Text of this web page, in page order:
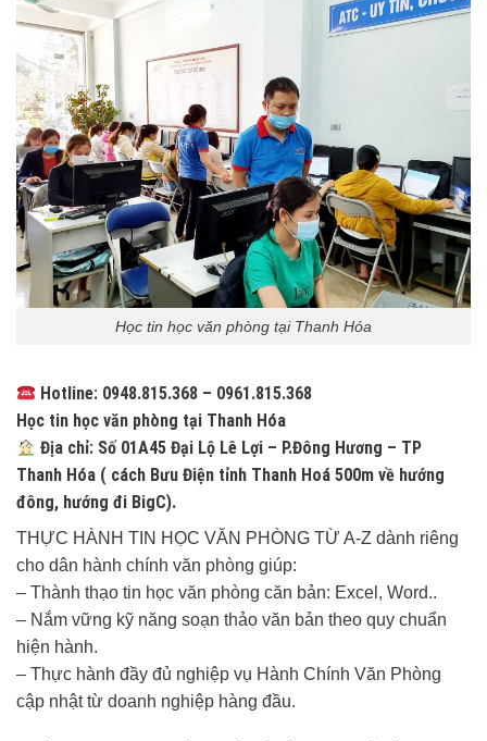
Học tin học văn phòng tại Thanh Hóa
Hotline: 0948.815.368 – 0961.815.368
Học tin học văn phòng tại Thanh Hóa
Địa chỉ: Số 01A45 Đại Lộ Lê Lợi – P.Đông Hương – TP
Thanh Hóa ( cách Bưu Điện tỉnh Thanh Hoá 500m về hướng
đông, hướng đi BigC).
THỰC HÀNH TIN HỌC VĂN PHÒNG TỪ A-Z dành riêng
cho dân hành chính văn phòng giúp:
– Thành thạo tin học văn phòng căn bản: Excel, Word..
– Nắm vững kỹ năng soạn thảo văn bản theo quy chuẩn
hiện hành.
– Thực hành đầy đủ nghiệp vụ Hành Chính Văn Phòng
cập nhật từ doanh nghiệp hàng đầu.